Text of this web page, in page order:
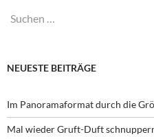
Suchen
NEUESTE BEITRÄGE
Im Panoramaformat durch die
Mal wieder Gruft-Duft